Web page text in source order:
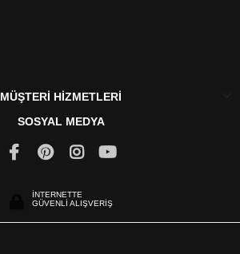
MÜŞTERİ HİZMETLERİ
SOSYAL MEDYA
İNTERNETTE
GÜVENLİ ALIŞVERİŞ